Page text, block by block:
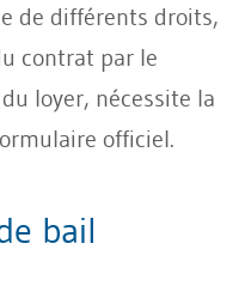
de différents droits,
contrat par le
loyer, nécessite la
officiel.
bail